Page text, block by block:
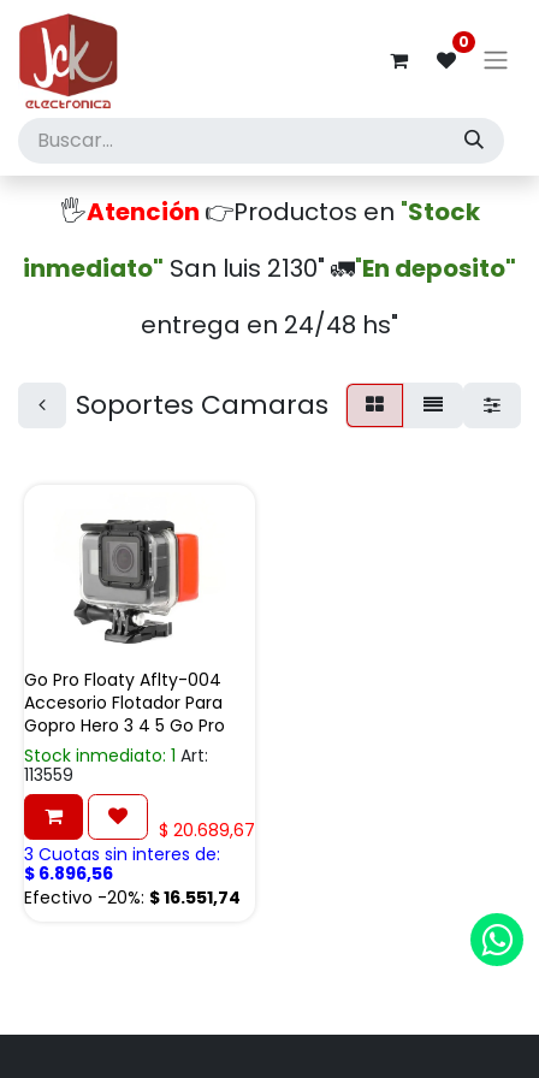
0
🖐️Atención 👉Productos en "Stock
inmediato" San luis 2130" 🚛"En deposito"
entrega en 24/48 hs"
Soportes Camaras
Go Pro Floaty Aflty-004
Accesorio Flotador Para
Gopro Hero 3 4 5 Go Pro
Stock inmediato: 1 Art:
113559
$ 20.689,67
3 Cuotas sin interes de:
$ 6.896,56
Efectivo -20%: $16.551,74